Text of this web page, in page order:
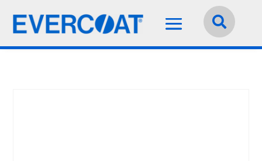
Español

